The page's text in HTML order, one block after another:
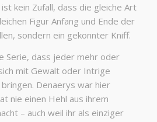
ist kein Zufall, dass die gleiche Art
Figur Anfang und Ende der
sondern ein gekonnter Kniff.
Serie, dass jeder mehr oder
mit Gewalt oder Intrige
Denaerys war hier
nie einen Hehl aus ihrem
– auch weil ihr als einziger